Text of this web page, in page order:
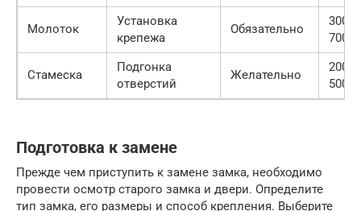
Молоток
Установка
крепежа
Обязательно
300-
700
Стамеска
Подгонка
отверстий
Желательно
200-
500
Подготовка к замене
Прежде чем приступить к замене замка, необходимо
провести осмотр старого замка и двери. Определите
тип замка, его размеры и способ крепления. Выберите